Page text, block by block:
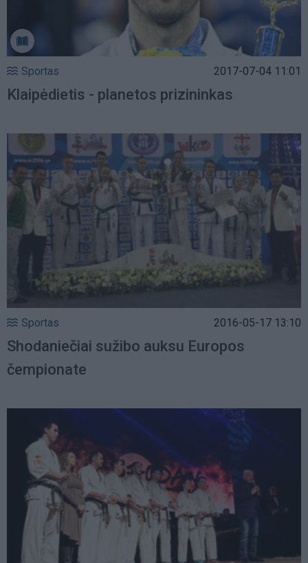
Sportas 2017-07-04 11:01
Klaipėdietis - planetos prizininkas
Sportas 2016-05-17 13:10
Shodaniečiai sužibo auksu Europos
čempionate